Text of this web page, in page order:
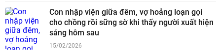
Con nhập viện giữa đêm, vợ hoảng loạn gọi
cho chồng rồi sững sờ khi thấy người xuất hiện
sáng hôm sau
15/02/2026